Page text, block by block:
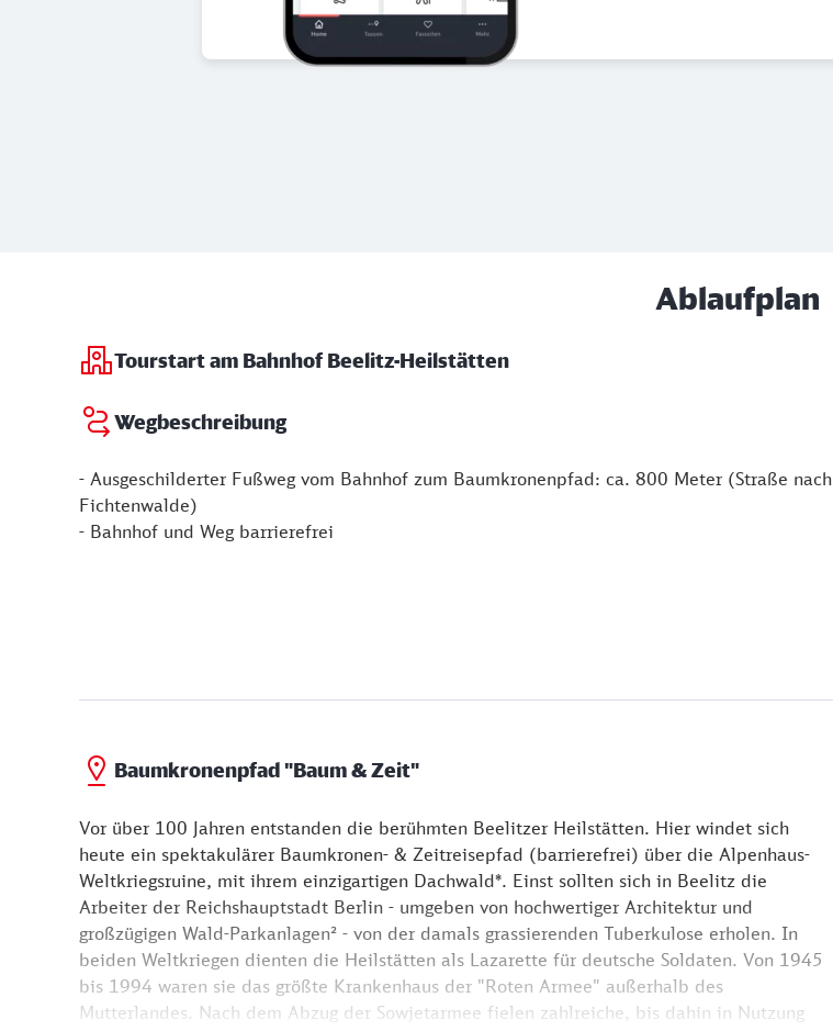
Ablaufplan
Tourstart am Bahnhof Beelitz-Heilstätten
Wegbeschreibung
- Ausgeschilderter Fußweg vom Bahnhof zum Baumkronenpfad: ca. 800 Meter (Straße nach
Fichtenwalde)
- Bahnhof und Weg barrierefrei
Baumkronenpfad "Baum & Zeit"
Vor über 100 Jahren entstanden die berühmten Beelitzer Heilstätten. Hier windet sich
heute ein spektakulärer Baumkronen- & Zeitreisepfad (barrierefrei) über die Alpenhaus-
Weltkriegsruine, mit ihrem einzigartigen Dachwald*. Einst sollten sich in Beelitz die
Arbeiter der Reichshauptstadt Berlin - umgeben von hochwertiger Architektur und
großzügigen Wald-Parkanlagen² - von der damals grassierenden Tuberkulose erholen. In
beiden Weltkriegen dienten die Heilstätten als Lazarette für deutsche Soldaten. Von 1945
bis 1994 waren sie das größte Krankenhaus der "Roten Armee" außerhalb des
Mutterlandes. Nach dem Abzug der Sowjetarmee fielen zahlreiche, bis dahin in Nutzung